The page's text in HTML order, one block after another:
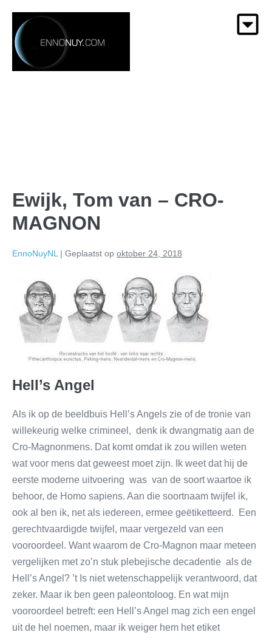
Ewijk, Tom van – CRO-
MAGNON
EnnoNuyNL | Geplaatst op oktober 24, 2018
Hell’s Angel
Als ik op de beeldbuis Hell’s Angels zie of de tronie van
willekeurig welke crimineel, denk ik dwangmatig aan de
Cro-Magnonmens. Dat komt omdat ik zou willen weten
wat voor mens dat geweest moet zijn. Ik weet dat hij de
eerste moderne uitvoering was van de soort waartoe ik
behoor, de Homo sapiens. Aan die soortnaam twijfel ik,
ook al ben ik, net als iedereen, ermee geëtiketteerd. Een
gerechtvaardigde twijfel, maar vergezeld van een
vooroordeel. Want waarom de Cro-Magnon maar meteen
vergelijken met zo’n stuk plebejische decadentie als de
Hell’s Angel? ’t Is niet wetenschappelijk verantwoord, dat
zeker. Maar ik ben geen paleontoloog. En wat mijn
vooroordeel betreft: een Hell’s Angel mag zich een engel
uit de hel noemen, maar ik weiger hem het etiket